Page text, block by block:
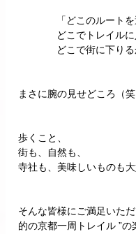
「どこのルートを
どこでトレイルに
どこで街に下りる
まさに腕の見せどころ（笑
歩くこと、
街も、自然も、
寺社も、美味しいものも大
そんな皆様にご満足いた
的の京都一周トレイル ”の